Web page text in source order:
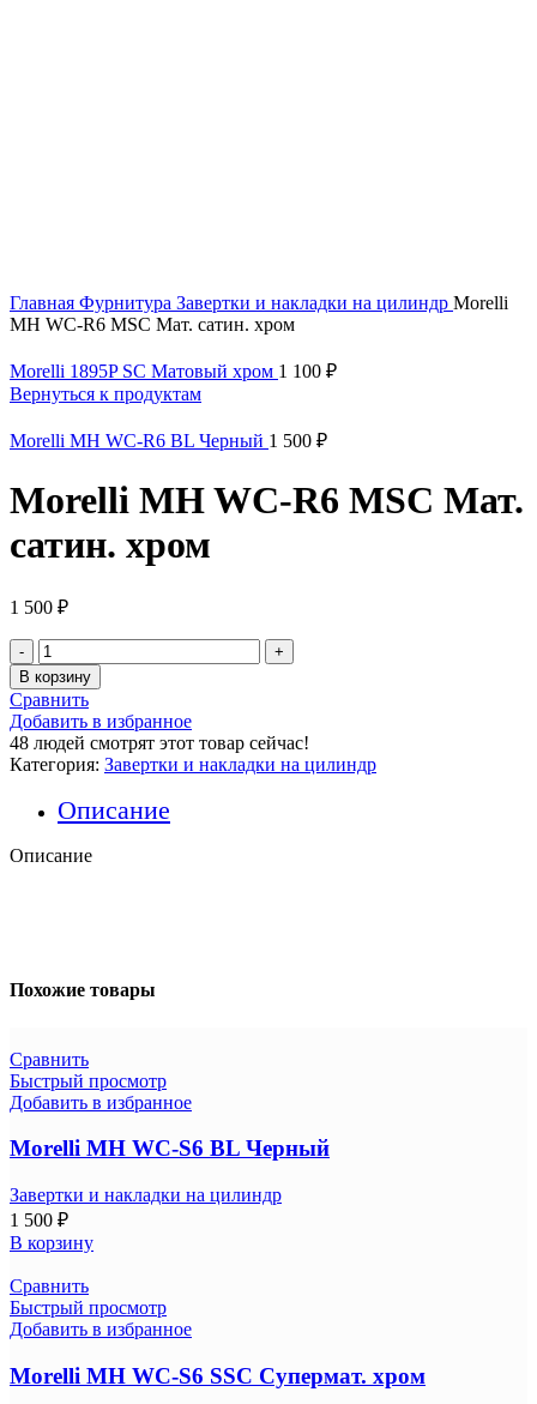
Главная Фурнитура Завертки и накладки на цилиндр Morelli
MH WC-R6 MSC Мат. сатин. хром
Morelli 1895P SC Матовый хром 1 100 ₽
Вернуться к продуктам
Morelli MH WC-R6 BL Черный 1 500 ₽
Morelli MH WC-R6 MSC Мат.
сатин. хром
1 500 ₽
Количество
товара
Morelli
MH
WC-
R6
MSC
Мат.
сатин.
В корзину
Сравнить
Добавить в избранное
48 людей смотрят этот товар сейчас!
Категория: Завертки и накладки на цилиндр
Описание
Описание
Похожие товары
Сравнить
Быстрый просмотр
Добавить в избранное
Morelli MH WC-S6 BL Черный
Завертки и накладки на цилиндр
1 500 ₽
В корзину
Сравнить
Быстрый просмотр
Добавить в избранное
Morelli MH WC-S6 SSC Супермат. хром